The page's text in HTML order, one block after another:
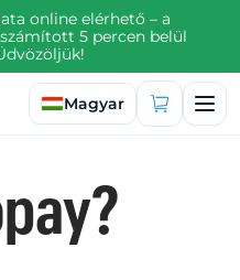
online elérhető – a
5 percen belül
Válasszon nyelvet
Magyar